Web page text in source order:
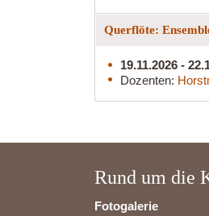
Querflöte:
19.11.2026 -
Dozenten:
Rund um die
Fotogalerie